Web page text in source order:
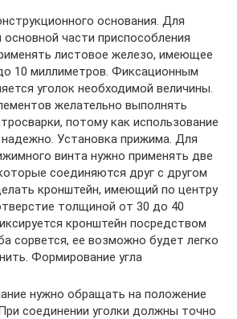
основания. Для
основной части приспособления
листовое железо, имеющее
10 миллиметров. Фиксационным
уголок необходимой величины.
желательно выполнять
потому как использование
Установка прижима. Для
винта нужно применять две
соединяются друг с другом
кронштейн, имеющий по центру
толщиной от 30 до 40
кронштейн посредством
сорвется, ее возможно будет легко
Формирование угла
нужно обращать на положение
соединении уголки должны точно